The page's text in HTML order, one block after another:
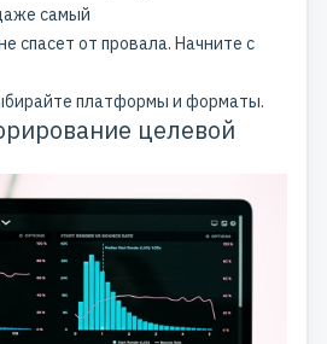
самый
спасет от провала. Начните с
платформы и форматы.
целевой